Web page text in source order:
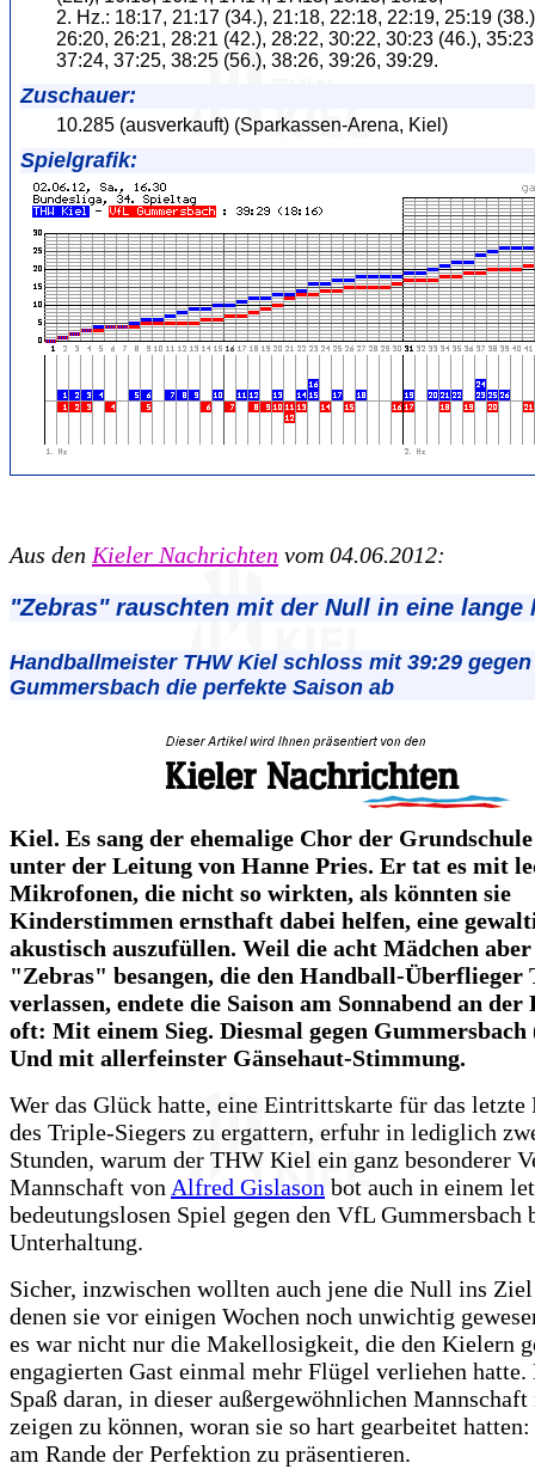
2. Hz.: 18:17, 21:17 (34.), 21:18, 22:18, 22:19, 25:19
26:20, 26:21, 28:21 (42.), 28:22, 30:22, 30:23 (46.),
37:24, 37:25, 38:25 (56.), 38:26, 39:26, 39:29.
Zuschauer:
10.285 (ausverkauft) (Sparkassen-Arena, Kiel)
Spielgrafik:
Aus den Kieler Nachrichten vom 04.06.2012:
"Zebras" rauschten mit der Null in eine lange
Handballmeister THW Kiel schloss mit 39:29 gegen
Gummersbach die perfekte Saison ab
Kiel. Es sang der ehemalige Chor der
unter der Leitung von Hanne Pries. Er tat es mit
Mikrofonen, die nicht so wirkten, als könnten sie
Kinderstimmen ernsthaft dabei helfen, eine
akustisch auszufüllen. Weil die acht Mädchen
"Zebras" besangen, die den Handball-
verlassen, endete die Saison am Sonnabend an der
oft: Mit einem Sieg. Diesmal gegen Gummersbach
Und mit allerfeinster Gänsehaut-Stimmung.
Wer das Glück hatte, eine Eintrittskarte für das letzte
des Triple-Siegers zu ergattern, erfuhr in lediglich
Stunden, warum der THW Kiel ein ganz besonderer
Mannschaft von Alfred Gislason bot auch in einem
bedeutungslosen Spiel gegen den VfL Gummersbach
Unterhaltung.
Sicher, inzwischen wollten auch jene die Null ins
denen sie vor einigen Wochen noch unwichtig
es war nicht nur die Makellosigkeit, die den Kielern
engagierten Gast einmal mehr Flügel verliehen hatte.
Spaß daran, in dieser außergewöhnlichen
zeigen zu können, woran sie so hart gearbeitet
am Rande der Perfektion zu präsentieren.